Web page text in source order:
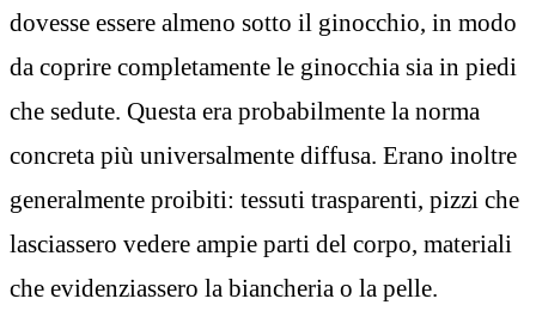
dovesse essere almeno sotto il ginocchio, in modo
da coprire completamente le ginocchia sia in piedi
che sedute. Questa era probabilmente la norma
concreta più universalmente diffusa. Erano inoltre
generalmente proibiti: tessuti trasparenti, pizzi che
lasciassero vedere ampie parti del corpo, materiali
che evidenziassero la biancheria o la pelle.